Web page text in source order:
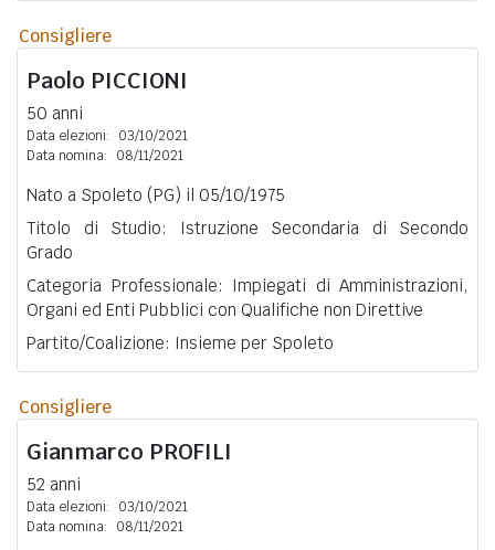
Consigliere
Paolo PICCIONI
50 anni
Data elezioni:
03/10/2021
Data nomina:
08/11/2021
Nato a Spoleto (PG) il 05/10/1975
Titolo di Studio: Istruzione Secondaria di Secondo
Grado
Categoria Professionale: Impiegati di Amministrazioni,
Organi ed Enti Pubblici con Qualifiche non Direttive
Partito/Coalizione: Insieme per Spoleto
Consigliere
Gianmarco PROFILI
52 anni
Data elezioni:
03/10/2021
Data nomina:
08/11/2021